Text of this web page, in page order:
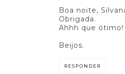
Boa noite,
Obrigada.
Ahhh que
Beijos.
RESPONDER